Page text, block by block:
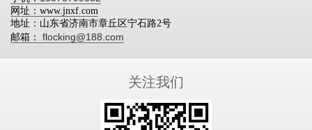
网址：www.jnxf.com
地址：山东省济南市章丘区宁石路2号
邮箱： flocking@188.com
关注我们